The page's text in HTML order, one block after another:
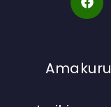
Amakuru